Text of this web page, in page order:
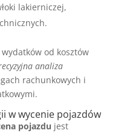
lakierniczej,
od kosztów
analiza
rachunkowych i
w wycenie pojazdów
pojazdu jest